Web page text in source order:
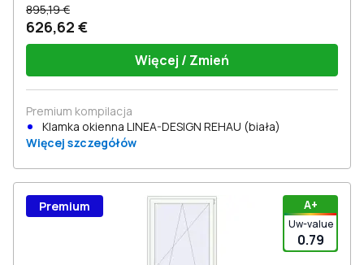
895,19 €
626,62 €
Więcej / Zmień
Premium kompilacja
Klamka okienna LINEA-DESIGN REHAU (biała)
Więcej szczegółów
А+
Uw-value
0.79
Premium